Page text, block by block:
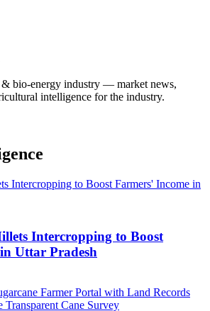
bio-energy industry — market news,
intelligence for the industry.
Intercropping to Boost
Uttar Pradesh